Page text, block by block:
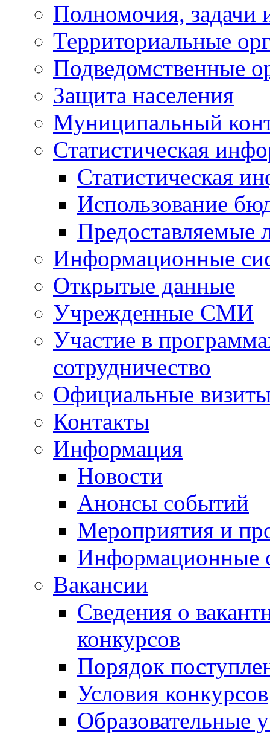
Полномочия, задачи
Территориальные
Подведомственные
Защита населения
Муниципальный
Статистическая
Статистическая
Использование
Предоставляемые
Информационные
Открытые данные
Учрежденные СМИ
Участие в
сотрудничество
Официальные
Контакты
Информация
Новости
Анонсы событий
Мероприятия и
Информационные
Вакансии
Сведения о
конкурсов
Порядок
Условия конкурсов
Образовательные